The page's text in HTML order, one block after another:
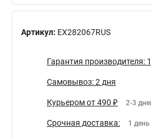
Артикул: EX282067RUS
Гарантия производителя:
Самовывоз: 2 дня
Курьером от 490 ₽ 2-3
Срочная доставка: 1 день